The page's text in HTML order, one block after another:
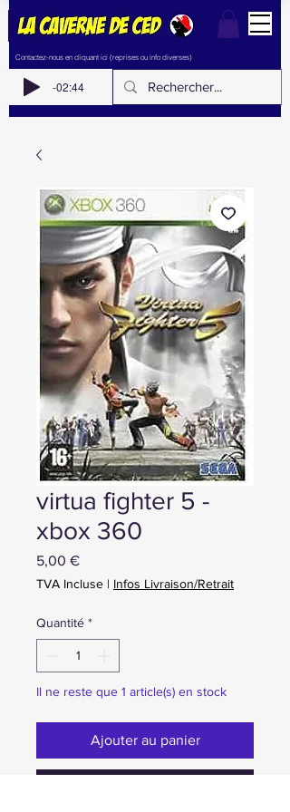
Contactez-nous en cliquant ici (reprises ou info diverses)
-02:44
virtua fighter 5 -
xbox 360
5,00 €Prix
TVA Incluse | Infos Livraison/Retrait
Quantité *
Il ne reste que 1 article(s) en stock
Ajouter au panier